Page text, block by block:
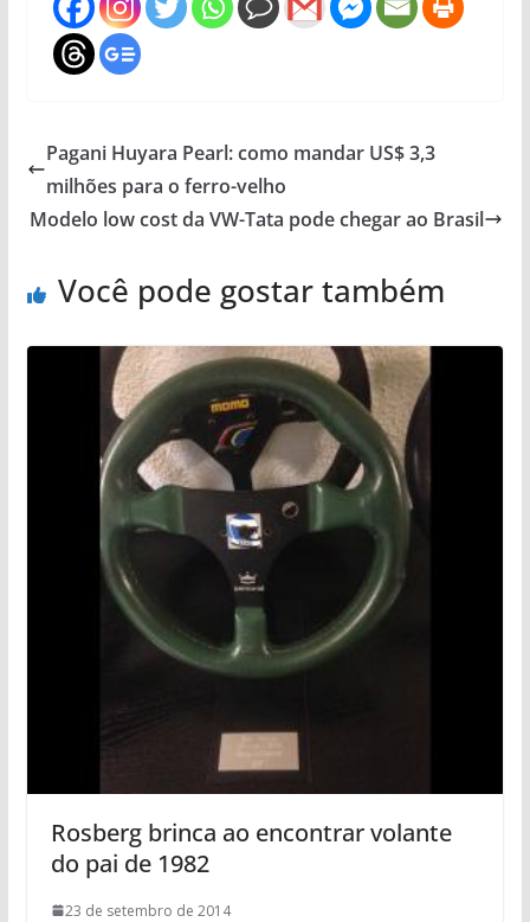
Pagani Huyara Pearl: como mandar US$ 3,3
milhões para o ferro-velho
Modelo low cost da VW-Tata pode chegar ao Brasil
Você pode gostar também
Rosberg brinca ao encontrar volante
do pai de 1982
23 de setembro de 2014